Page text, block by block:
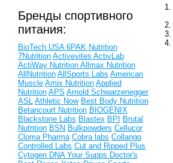
Бренды спортивного
питания:
BioTech USA 6PAK Nutrition
7Nutrition Activevites ActivLab
ActiWay Nutrition Allmax Nutrition
AllNutrition AllSports Labs American
Muscle Amix Nutrition Applied
Nutrition APS Arnold Schwarzenegger
ASL Athletic Now Best Body Nutrition
Betancourt Nutrition BIOGENIX
Blackstone Labs Blastex BPI
Brutal
Nutrition BSN Bulkpowders Cellucor
Cloma Pharma Cobra labs Collango
Controlled Labs Cut and Ripped Plus
Cytogen DNA Your Supps Doctor's